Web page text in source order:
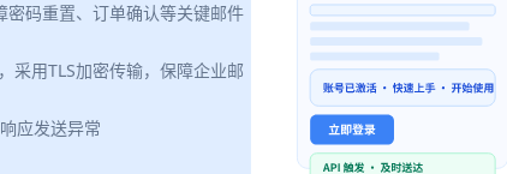
密码重置、订单确认等关键邮件
采用TLS加密传输，保障企业邮
应发送异常